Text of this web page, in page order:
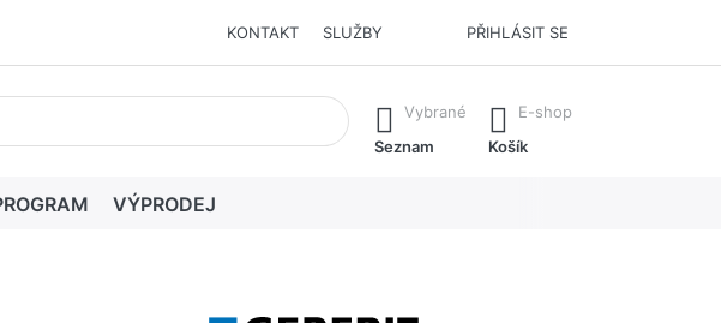
KONTAKT SLUŽBY PŘIHLÁSIT SE
při zadávání. Stisknutím klávesy Enter vyvoláte všechny výsledky.
Vybrané
Seznam
E-shop
Košík
VÝPRODEJ